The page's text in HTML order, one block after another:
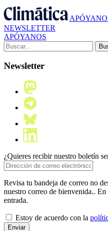
NEWSLETTER
APÓYANOS
Buscar:
Newsletter
¿Quieres recibir nuestro boletín
Revisa tu bandeja de correo no
nuestro correo de bienvenida.. En
entrada.
Estoy de acuerdo con la